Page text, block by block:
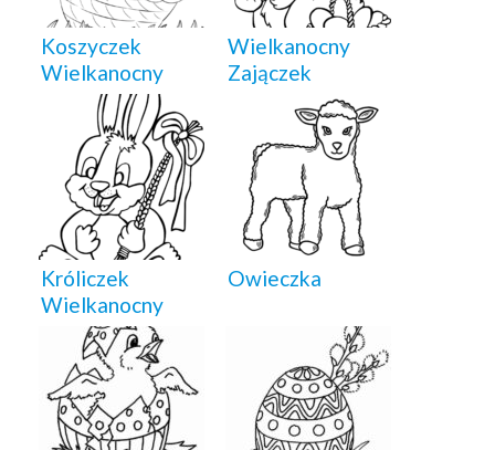
Koszyczek
Wielkanocny
Wielkanocny
Zajączek
Króliczek
Wielkanocny
Owieczka